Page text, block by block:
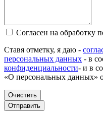
Согласен на обработку
Ставя отметку, я даю -
персональных данных - в
конфиденциальности- и в
«О персональных данных»
Очистить
Отправить